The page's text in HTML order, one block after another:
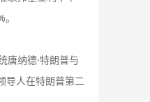
唐纳德·特朗普与
导人在特朗普第二